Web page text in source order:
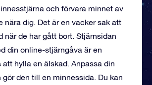
och förvara minnet av
nära dig. Det är en vacker sak att
när de har gått bort. Stjärnsidan
din online-stjärngåva är en
att hylla en älskad. Anpassa din
den till en minnessida. Du kan